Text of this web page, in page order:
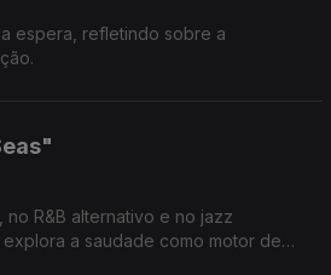
espera, refletindo sobre a
R&B alternativo e no jazz
a saudade como motor de